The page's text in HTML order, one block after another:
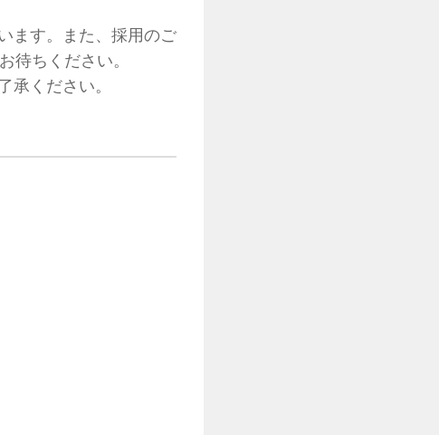
ます。また、採用のご
待ちください。
ください。